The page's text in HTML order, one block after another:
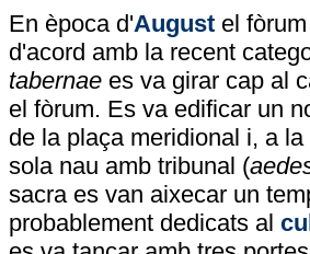
En època d'August el
d'acord amb la recent
tabernae es va girar cap al
el fòrum. Es va edificar un
de la plaça meridional i, a
sola nau amb tribunal (
sacra es van aixecar un
probablement dedicats al